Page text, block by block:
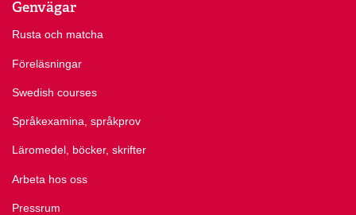
Genvägar
Rusta och matcha
Föreläsningar
Swedish courses
Språkexamina, språkprov
Läromedel, böcker, skrifter
Arbeta hos oss
Pressrum